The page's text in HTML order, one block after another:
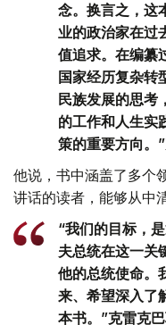
念。换言之，这
业的政治家在过
值追求。在编纂
国家经历复杂转
民族发展的思考
的工作和人生实
策的重要方向。
他说，书中涵盖了多个
讲话的读者，能够从中
“我们的目标，
夫总统在这一关
他的总统使命。
来、希望深入了
本书。”克雷克巴